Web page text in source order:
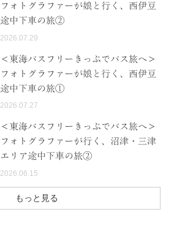
フォトグラファーが娘と行く、西伊豆
途中下車の旅②
2026.07.29
＜東海バスフリーきっぷでバス旅へ＞
フォトグラファーが娘と行く、西伊豆
途中下車の旅①
2026.07.27
＜東海バスフリーきっぷでバス旅へ＞
フォトグラファーが行く、沼津・三津
エリア途中下車の旅②
2026.06.15
もっと見る